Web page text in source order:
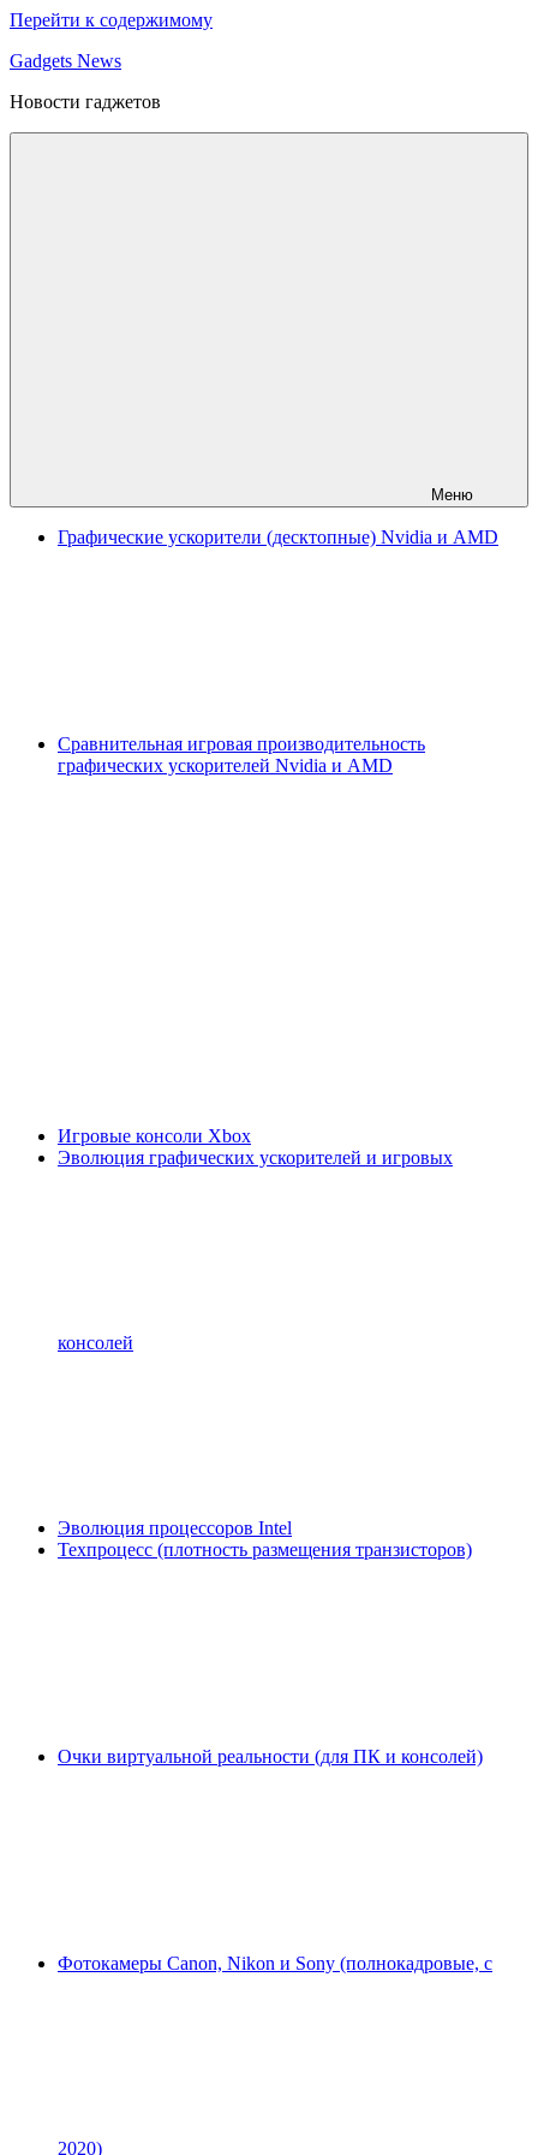
Перейти к содержимому
Gadgets News
Новости гаджетов
Меню
Графические ускорители (десктопные) Nvidia и AMD
Сравнительная игровая производительность
графических ускорителей Nvidia и AMD
Игровые консоли Xbox
Эволюция графических ускорителей и игровых
консолей
Эволюция процессоров Intel
Техпроцесс (плотность размещения транзисторов)
Очки виртуальной реальности (для ПК и консолей)
Фотокамеры Canon, Nikon и Sony (полнокадровые, с
2020)